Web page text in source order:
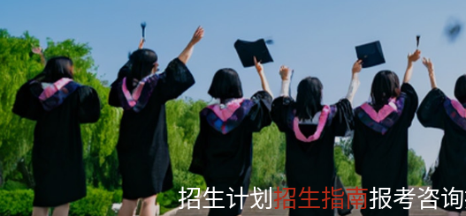
招生计划招生指南报考咨询